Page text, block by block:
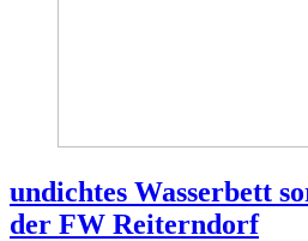
undichtes Wasserbett
der FW Reiterndorf